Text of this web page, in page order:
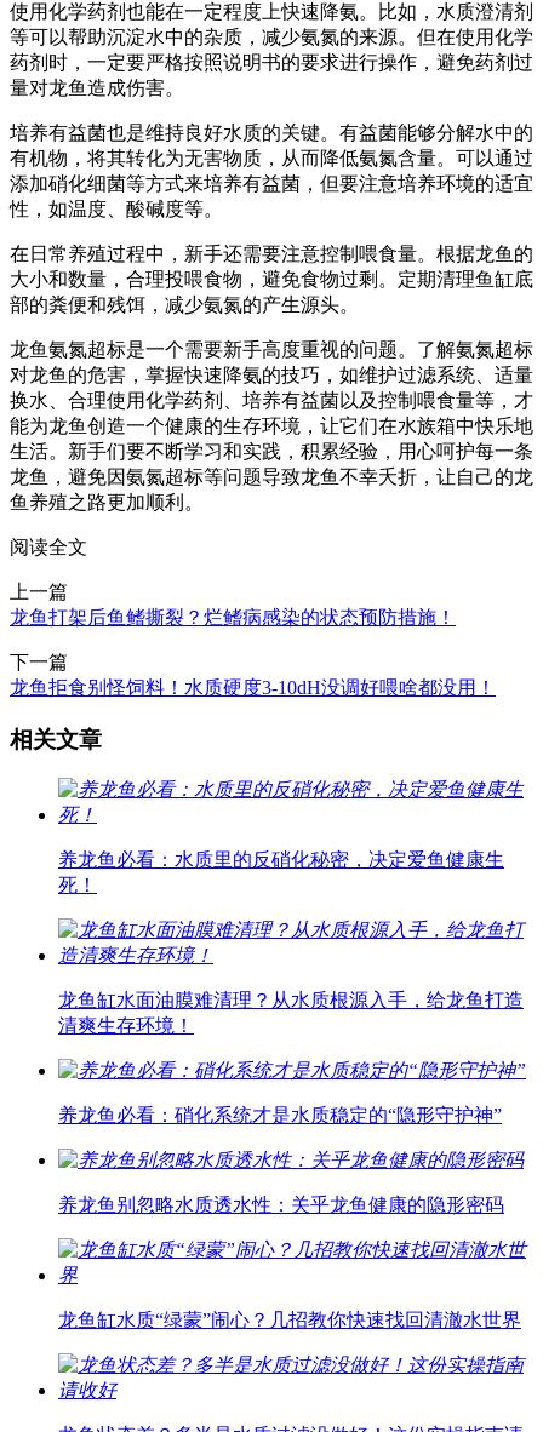
使用化学药剂也能在一定程度上快速降氨。比如，水质澄清剂
等可以帮助沉淀水中的杂质，减少氨氮的来源。但在使用化学
药剂时，一定要严格按照说明书的要求进行操作，避免药剂过
量对龙鱼造成伤害。
培养有益菌也是维持良好水质的关键。有益菌能够分解水中的
有机物，将其转化为无害物质，从而降低氨氮含量。可以通过
添加硝化细菌等方式来培养有益菌，但要注意培养环境的适宜
性，如温度、酸碱度等。
在日常养殖过程中，新手还需要注意控制喂食量。根据龙鱼的
大小和数量，合理投喂食物，避免食物过剩。定期清理鱼缸底
部的粪便和残饵，减少氨氮的产生源头。
龙鱼氨氮超标是一个需要新手高度重视的问题。了解氨氮超标
对龙鱼的危害，掌握快速降氨的技巧，如维护过滤系统、适量
换水、合理使用化学药剂、培养有益菌以及控制喂食量等，才
能为龙鱼创造一个健康的生存环境，让它们在水族箱中快乐地
生活。新手们要不断学习和实践，积累经验，用心呵护每一条
龙鱼，避免因氨氮超标等问题导致龙鱼不幸夭折，让自己的龙
鱼养殖之路更加顺利。
阅读全文
上一篇
龙鱼打架后鱼鳍撕裂？烂鳍病感染的状态预防措施！
下一篇
龙鱼拒食别怪饲料！水质硬度3-10dH没调好喂啥都没用！
相关文章
养龙鱼必看：水质里的反硝化秘密，决定爱鱼健康生
死！
龙鱼缸水面油膜难清理？从水质根源入手，给龙鱼打造
清爽生存环境！
养龙鱼必看：硝化系统才是水质稳定的“隐形守护神”
养龙鱼别忽略水质透水性：关乎龙鱼健康的隐形密码
龙鱼缸水质“绿蒙”闹心？几招教你快速找回清澈水世界